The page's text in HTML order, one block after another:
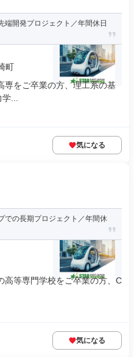
端開発プロジェクト／年間休日
町
専をご卒業の方、理工系の基
...
気になる
での長期プロジェクト／年間休
高等専門学校をご卒業の方、C
気になる